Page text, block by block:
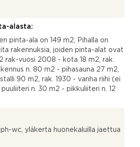
alasta:
pinta-ala on 149 m2, Pihalla on
rakennuksia, joiden pinta-alat ovat
rak-vuosi 2008 - kota 18 m2, rak.
n. 80 m2 - pihasauna 27 m2,
90 m2, rak. 1930 - vanha riihi (ei
n. 30 m2 - pikkuliiteri n. 12
wc, yläkerta huonekaluilla jaettua